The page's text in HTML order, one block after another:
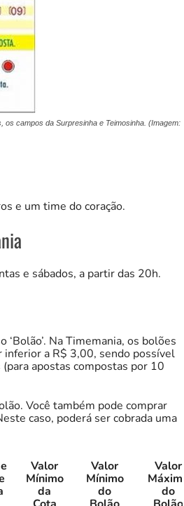
os campos da Surpresinha e Teimosinha. (Imagem:
e um time do coração.
e sábados, a partir das 20h.
Na Timemania, os bolões
inferior a R$ 3,00, sendo possível
apostas compostas por 10
Você também pode comprar
caso, poderá ser cobrada uma
Valor
Mínimo
da
Valor
Mínimo
do
Valor
Máximo
do